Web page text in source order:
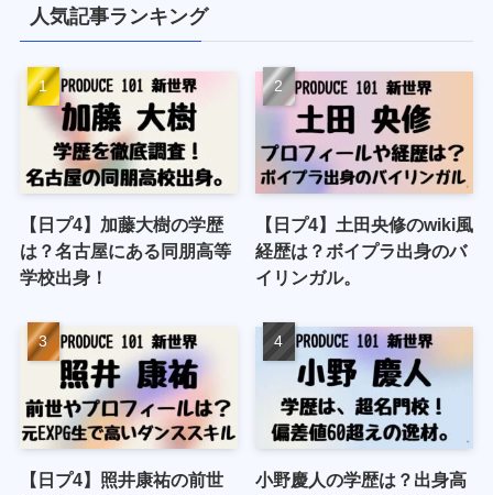
人気記事ランキング
【日プ4】加藤大樹の学歴
は？名古屋にある同朋高等
学校出身！
【日プ4】土田央修のwiki風
経歴は？ボイプラ出身のバ
イリンガル。
【日プ4】照井康祐の前世
小野慶人の学歴は？出身高